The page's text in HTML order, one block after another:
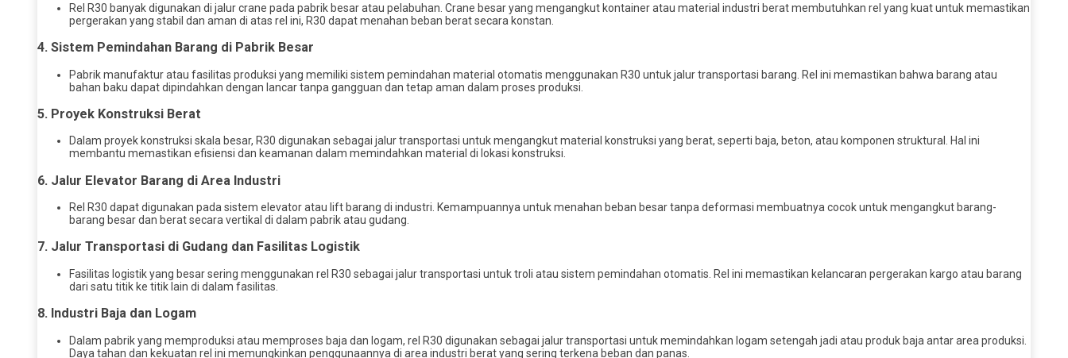
Rel R30 banyak digunakan di jalur crane pada pabrik besar atau pelabuhan. Crane besar yang mengangkut kontainer atau material industri berat membutuhkan rel yang kuat untuk memastikan
pergerakan yang stabil dan aman di atas rel ini, R30 dapat menahan beban berat secara konstan.
4. Sistem Pemindahan Barang di Pabrik Besar
Pabrik manufaktur atau fasilitas produksi yang memiliki sistem pemindahan material otomatis menggunakan R30 untuk jalur transportasi barang. Rel ini memastikan bahwa barang atau
bahan baku dapat dipindahkan dengan lancar tanpa gangguan dan tetap aman dalam proses produksi.
5. Proyek Konstruksi Berat
Dalam proyek konstruksi skala besar, R30 digunakan sebagai jalur transportasi untuk mengangkut material konstruksi yang berat, seperti baja, beton, atau komponen struktural. Hal ini
membantu memastikan efisiensi dan keamanan dalam memindahkan material di lokasi konstruksi.
6. Jalur Elevator Barang di Area Industri
Rel R30 dapat digunakan pada sistem elevator atau lift barang di industri. Kemampuannya untuk menahan beban besar tanpa deformasi membuatnya cocok untuk mengangkut barang-
barang besar dan berat secara vertikal di dalam pabrik atau gudang.
7. Jalur Transportasi di Gudang dan Fasilitas Logistik
Fasilitas logistik yang besar sering menggunakan rel R30 sebagai jalur transportasi untuk troli atau sistem pemindahan otomatis. Rel ini memastikan kelancaran pergerakan kargo atau barang
dari satu titik ke titik lain di dalam fasilitas.
8. Industri Baja dan Logam
Dalam pabrik yang memproduksi atau memproses baja dan logam, rel R30 digunakan sebagai jalur transportasi untuk memindahkan logam setengah jadi atau produk baja antar area produksi.
Daya tahan dan kekuatan rel ini memungkinkan penggunaannya di area industri berat yang sering terkena beban dan panas.